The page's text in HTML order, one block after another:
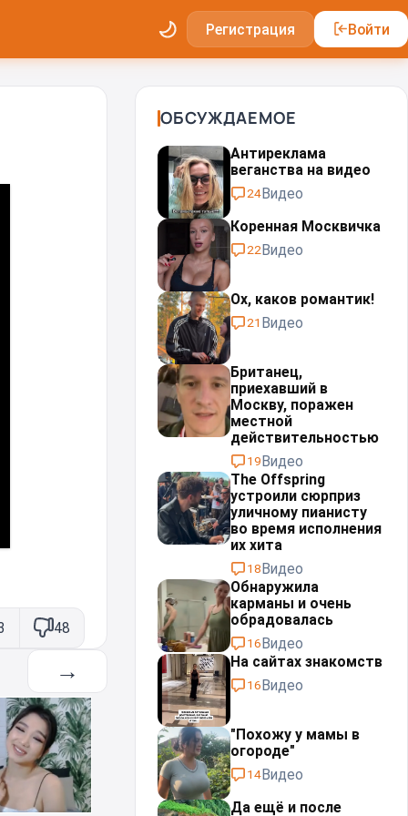
Регистрация Войти
48
→
ОБСУЖДАЕМОЕ
Антиреклама
веганства на видео
24Видео
Коренная Москвичка
22Видео
Ох, каков романтик!
21 Видео
Британец,
приехавший в
Москву, поражен
местной
действительностью⁠⁠
19Видео
The Offspring
устроили сюрприз
уличному пианисту
во время исполнения
их хита
18Видео
Обнаружила
карманы и очень
обрадовалась
16Видео
На сайтах знакомств
16Видео
"Похожу у мамы в
огороде"
14Видео
Да ещё и после